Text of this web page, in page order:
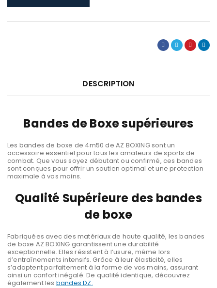
DESCRIPTION
Bandes de Boxe supérieures
Les bandes de boxe de 4m50 de AZ BOXING sont un
accessoire essentiel pour tous les amateurs de sports de
combat. Que vous soyez débutant ou confirmé, ces bandes
sont conçues pour offrir un soutien optimal et une protection
maximale à vos mains.
Qualité Supérieure des bandes
de boxe
Fabriquées avec des matériaux de haute qualité, les bandes
de boxe AZ BOXING garantissent une durabilité
exceptionnelle. Elles résistent à l’usure, même lors
d’entraînements intensifs. Grâce à leur élasticité, elles
s’adaptent parfaitement à la forme de vos mains, assurant
ainsi un confort inégalé. De qualité identique, découvrez
également les bandes DZ.